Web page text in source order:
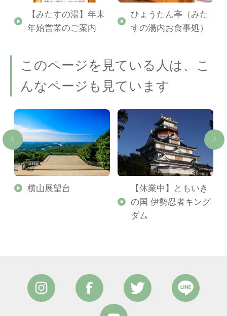
【みたすの湯】年末
年始営業のご案内
ひょうたん亭（みた
すの湯内お食事処）
このページを見ている人は、こ
んなページも見ています
横山展望台
【休業中】ともいき
の国 伊勢忍者キング
ダム